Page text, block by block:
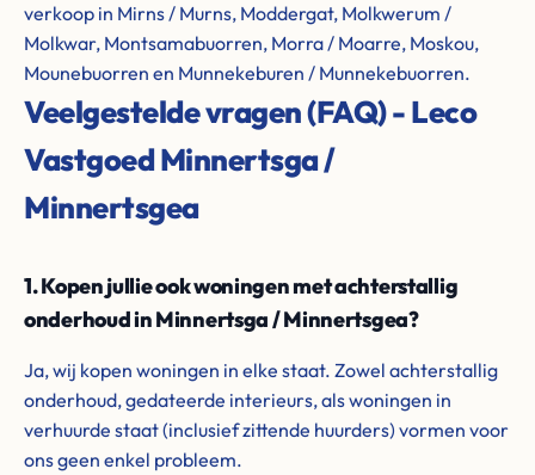
verkoop in Mirns / Murns, Moddergat, Molkwerum /
Molkwar, Montsamabuorren, Morra / Moarre, Moskou,
Mounebuorren en Munnekeburen / Munnekebuorren.
Veelgestelde vragen (FAQ) - Leco
Vastgoed Minnertsga /
Minnertsgea
1. Kopen jullie ook woningen met achterstallig
onderhoud in Minnertsga / Minnertsgea?
Ja, wij kopen woningen in elke staat. Zowel achterstallig
onderhoud, gedateerde interieurs, als woningen in
verhuurde staat (inclusief zittende huurders) vormen voor
ons geen enkel probleem.